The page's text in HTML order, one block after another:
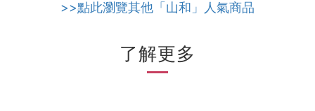
>>點此瀏覽其他「山和」人氣商品
了解更多